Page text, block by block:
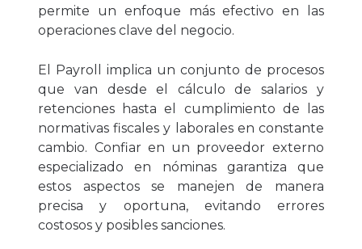
permite un enfoque más efectivo en las
operaciones clave del negocio.
El Payroll implica un conjunto de procesos
que van desde el cálculo de salarios y
retenciones hasta el cumplimiento de las
normativas fiscales y laborales en constante
cambio. Confiar en un proveedor externo
especializado en nóminas garantiza que
estos aspectos se manejen de manera
precisa y oportuna, evitando errores
costosos y posibles sanciones.